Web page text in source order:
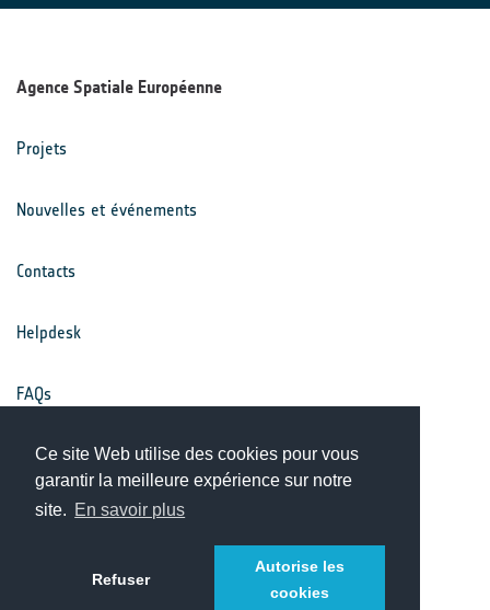
Ce site Web utilise des cookies pour vous
garantir la meilleure expérience sur notre
site. En savoir plus
Refuser
Autorise les
cookies
Agence Spatiale Européenne
Projets
Nouvelles et événements
Contacts
Helpdesk
FAQs
Conditions générales
Avis de confidentialité